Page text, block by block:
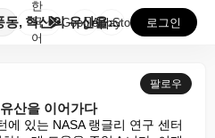
NASA의 최신 풍동, 혁신의 유산을 이어가다
한
국
어
GooglePlay
AppStore 로그인
팔로우
산을 이어가다
에 있는 NASA 랭글리 연구 센터